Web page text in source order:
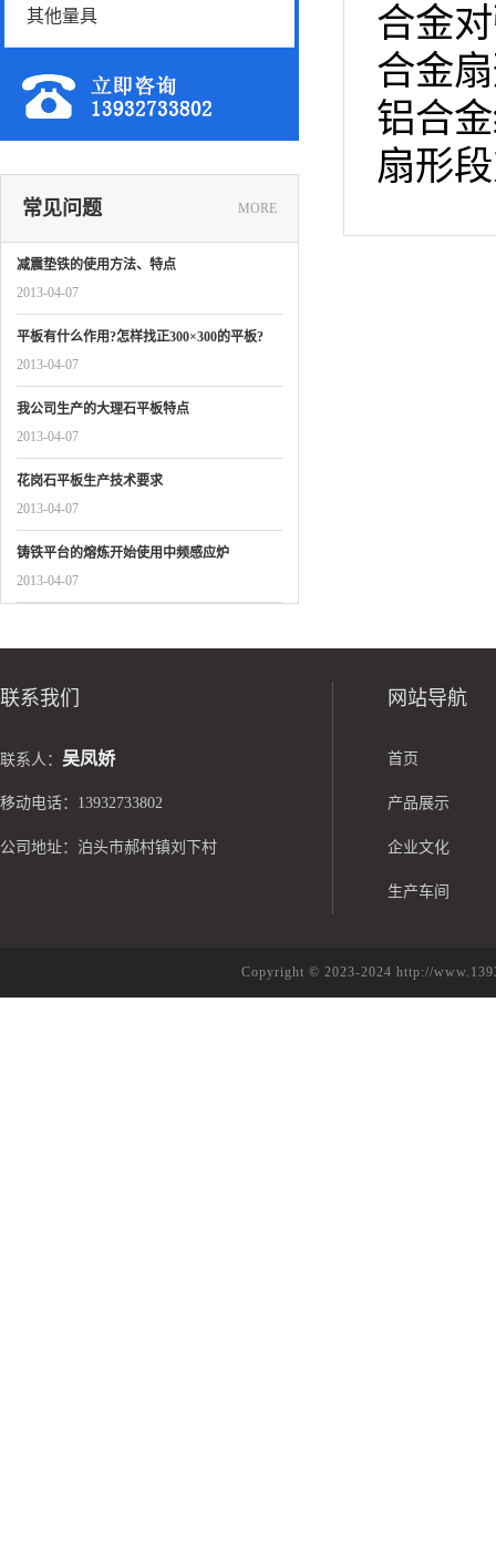
其他量具
常见问题 MORE
减震垫铁的使用方法、特点
2013-04-07
平板有什么作用?怎样找正300×300的平板?
2013-04-07
我公司生产的大理石平板特点
2013-04-07
花岗石平板生产技术要求
2013-04-07
铸铁平台的熔炼开始使用中频感应炉
2013-04-07
合金
合金
铝合
扇形
联系我们
联系人： 吴凤娇
移动电话：13932733802
公司地址：泊头市郝村镇刘下村
网站导航
首页
产品展示
企业文化
生产车间
Copyright © 2023-2024 http://